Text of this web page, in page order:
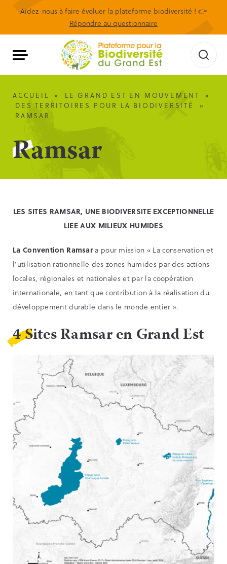
Aidez-nous à faire évoluer la plateforme biodiversité ! 👉
Répondre au questionnaire
ACCUEIL » LE GRAND EST EN MOUVEMENT
»
DES TERRITOIRES POUR LA BIODIVERSITÉ
»
RAMSAR
Ramsar
LES SITES RAMSAR, UNE BIODIVERSITE EXCEPTIONNELLE
LIEE AUX MILIEUX HUMIDES
La Convention Ramsara pour mission « La conservation et
l’utilisation rationnelle des zones humides par des actions
locales, régionales et nationales et par la coopération
internationale, en tant que contribution à la réalisation du
développement durable dans le monde entier ».
4 Sites Ramsar en Grand Est